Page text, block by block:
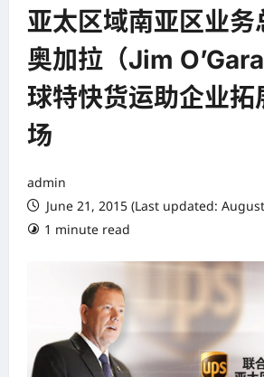
亚太区域南亚区业务
奥加拉（Jim
球特快货运助企业拓
场
admin
June 21, 2015 (Last updated:
1 minute read